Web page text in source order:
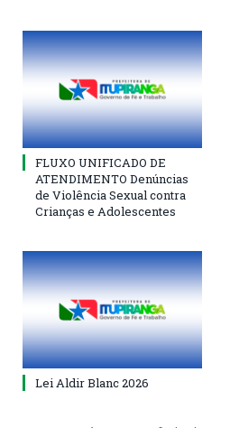
FLUXO UNIFICADO DE
ATENDIMENTO Denúncias
de Violência Sexual contra
Crianças e Adolescentes
Lei Aldir Blanc 2026